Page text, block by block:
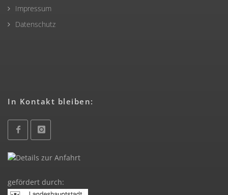
Impressum
Datenschutz
In Kontakt bleiben:
gefördert durch: